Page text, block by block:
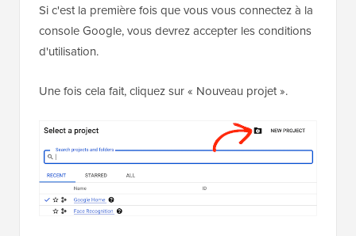
Si c'est la première fois que vous vous connectez à la
console Google, vous devrez accepter les conditions
d'utilisation.
Une fois cela fait, cliquez sur « Nouveau projet ».